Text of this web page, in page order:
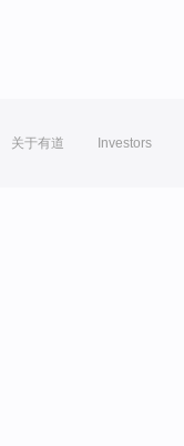
关于有道 Investors